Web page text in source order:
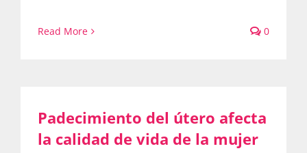
Read More 0
Padecimiento del útero afecta
la calidad de vida de la mujer